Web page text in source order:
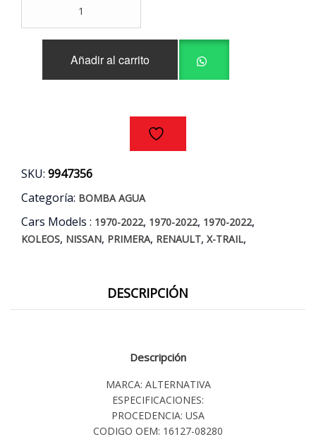
NISSAN
Añadir al carrito
SKU: 9947356
Categoría: BOMBA AGUA
Cars Models : 1970-2022, 1970-2022, 1970-2022,
KOLEOS, NISSAN, PRIMERA, RENAULT, X-TRAIL,
DESCRIPCIÓN
Descripción
MARCA: ALTERNATIVA
ESPECIFICACIONES:
PROCEDENCIA: USA
CODIGO OEM: 16127-08280